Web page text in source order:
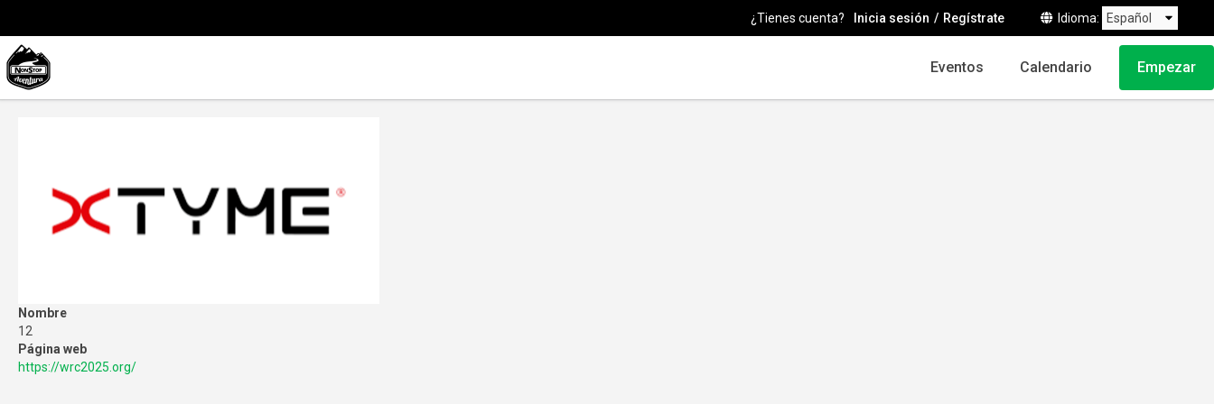
¿Tienes cuenta? Inicia sesión Regístrate Idioma
Eventos Calendario Empezar
Nombre
12
Página web
https://wrc2025.org/